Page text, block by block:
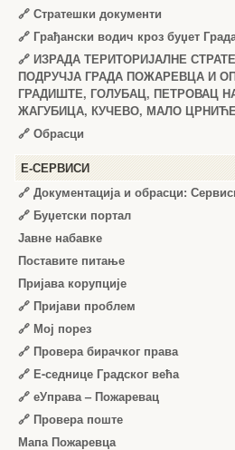
🔗 Стратешки документи
🔗 Грађански водич кроз буџет
🔗 ИЗРАДА ТЕРИТОРИЈАЛНЕ
ПОДРУЧЈА ГРАДА ПОЖАРЕВЦА И
ГРАДИШТЕ, ГОЛУБАЦ, ПЕТРОВАЦ
ЖАГУБИЦА, КУЧЕВО, МАЛО
🔗 Обрасци
Е-СЕРВИСИ
🔗 Документација и обрасци:
🔗 Буџетски портал
Јавне набавке
Поставите питање
Пријава корупције
🔗 Пријави проблем
🔗 Мој порез
🔗 Провера бирачког права
🔗 Е-седнице Градског већа
🔗 еУправа – Пожаревац
🔗 Провера поште
Мапа Пожаревца